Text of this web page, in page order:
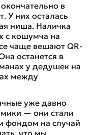
в
У них осталась
ниша. Наличка
с кошумча на
чаще вешают QR-
останется в
у дедушек на
между
уже давно
— они стали
фондом на случай